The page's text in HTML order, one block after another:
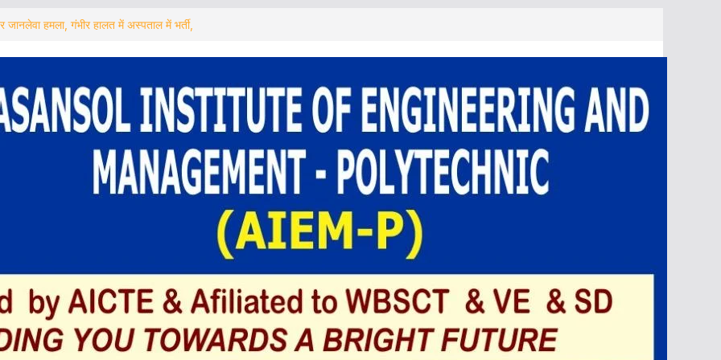
से जोड़ने की पहल आसनसोल जिला सुधारगृह में
हमला, गंभीर हालत में अस्पताल में भर्ती,
जांच में जुटी
गिरफ्तार ! अब बचे कितने
Asansol – MUMBAI को 3 दिन,
चलाने का भेजा प्रस्ताव
সংবর্ধনা অনুষ্ঠানে